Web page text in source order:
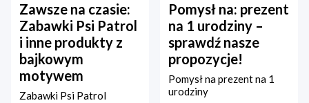
Zawsze na czasie:
Zabawki Psi Patrol
i inne produkty z
bajkowym
motywem
Zabawki Psi Patrol
Pomysł na: prezent
na 1 urodziny –
sprawdź nasze
propozycje!
Pomysł na prezent na 1
urodziny